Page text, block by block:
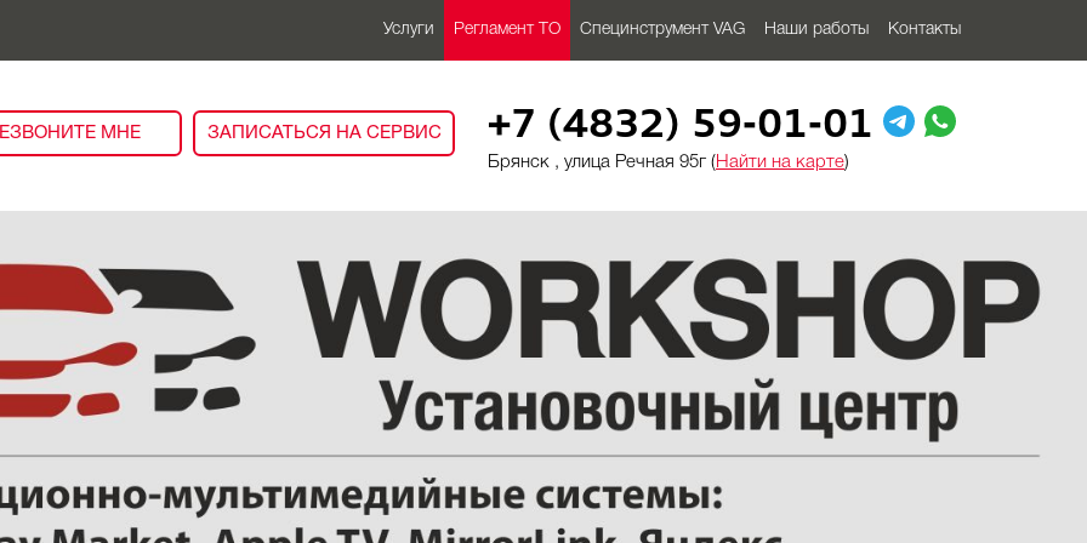
Услуги Регламент ТО Специнструмент VAG Наши работы Контакты
МНЕ ЗАПИСАТЬСЯ НА СЕРВИС +7 (4832) 59-01-01
Брянск , улица Речная 95г ( Найти на карте)